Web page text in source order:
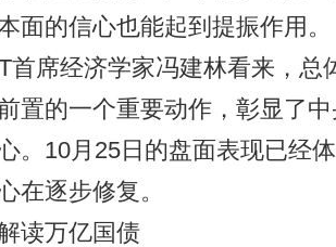
面的信心也能起到提振作用。
席经济学家冯建林看来，总
置的一个重要动作，彰显了
。10月25日的盘面表现已经
在逐步修复。
万亿国债